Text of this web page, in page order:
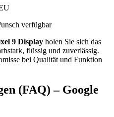
verfügbar
9 Display holen Sie sich das
flüssig und zuverlässig.
bei Qualität und Funktion
(FAQ) – Google